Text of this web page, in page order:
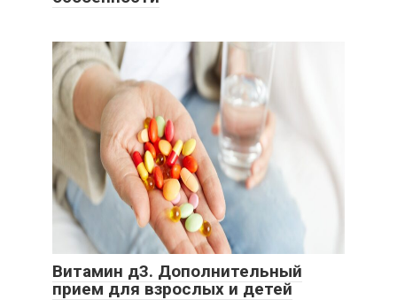
Витамин д3. Дополнительный
прием для взрослых и детей